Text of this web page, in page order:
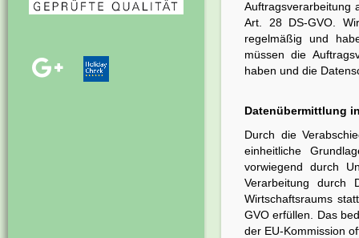
Auftragsverarbeitung
Art. 28 DS-GVO.
regelmäßig und
müssen die
haben und die
Datenübermittlung
Durch die
einheitliche
vorwiegend durch
Verarbeitung durch
Wirtschaftsraums
GVO erfüllen. Das
der EU-Kommission